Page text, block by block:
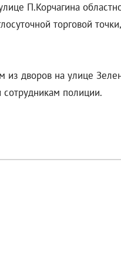
П.Корчагина
торговой
из дворов на улице
полиции.